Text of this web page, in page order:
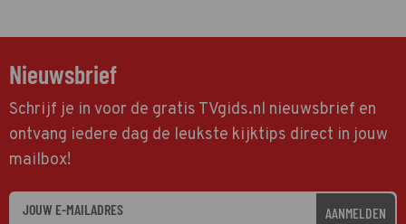
Nieuwsbrief
Schrijf je in voor de gratis TVgids.nl nieuwsbrief en
ontvang iedere dag de leukste kijktips direct in jouw
mailbox!
AANMELDEN